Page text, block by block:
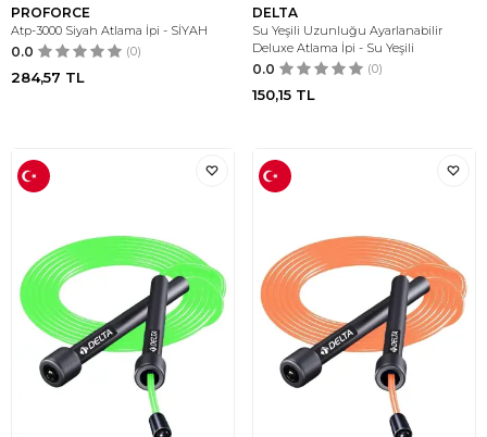
PROFORCE
Atp-3000 Siyah Atlama İpi - SİYAH
0.0 (0)
284,57 TL
DELTA
Su Yeşili Uzunluğu Ayarlanabilir
Deluxe Atlama İpi - Su Yeşili
0.0 (0)
150,15 TL